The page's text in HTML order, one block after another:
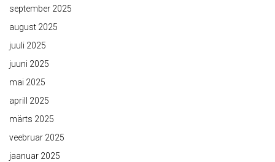
september 2025
august 2025
juuli 2025
juuni 2025
mai 2025
aprill 2025
märts 2025
veebruar 2025
jaanuar 2025